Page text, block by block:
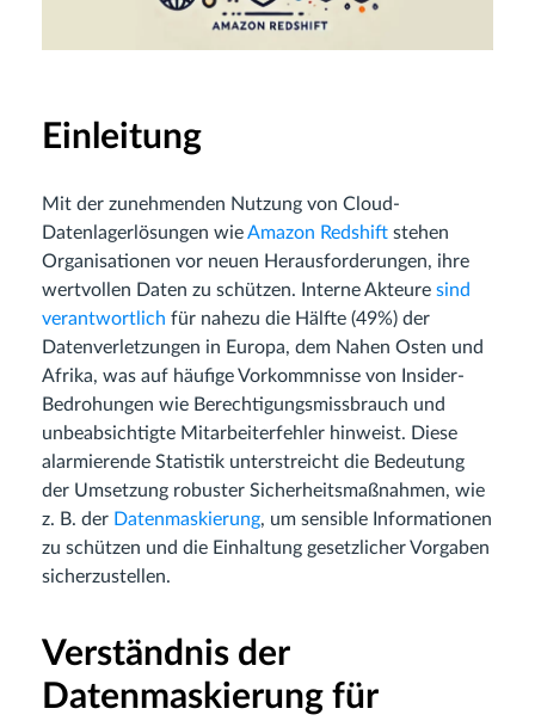
Einleitung
Mit der zunehmenden Nutzung von Cloud-
Datenlagerlösungen wieAmazon Redshift stehen
Organisationen vor neuen Herausforderungen, ihre
wertvollen Daten zu schützen. Interne Akteure sind
verantwortlich für nahezu die Hälfte (49%) der
Datenverletzungen in Europa, dem Nahen Osten und
Afrika, was auf häufige Vorkommnisse von Insider-
Bedrohungen wie Berechtigungsmissbrauch und
unbeabsichtigte Mitarbeiterfehler hinweist. Diese
alarmierende Statistik unterstreicht die Bedeutung
der Umsetzung robuster Sicherheitsmaßnahmen, wie
z. B. der Datenmaskierung, um sensible Informationen
zu schützen und die Einhaltung gesetzlicher Vorgaben
sicherzustellen.
Verständnis der
Datenmaskierung für